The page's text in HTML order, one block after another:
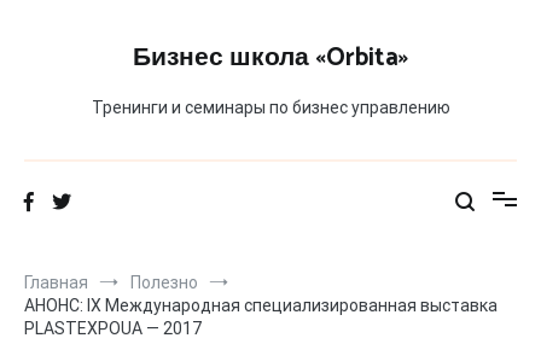
Бизнес школа «Orbita»
Тренинги и семинары по бизнес управлению
Главная
Полезно
АНОНС: IX Международная специализированная выставка
PLASTEXPOUA — 2017